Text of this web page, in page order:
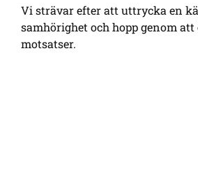
Vi strävar efter att uttrycka en
samhörighet och hopp genom
motsatser.